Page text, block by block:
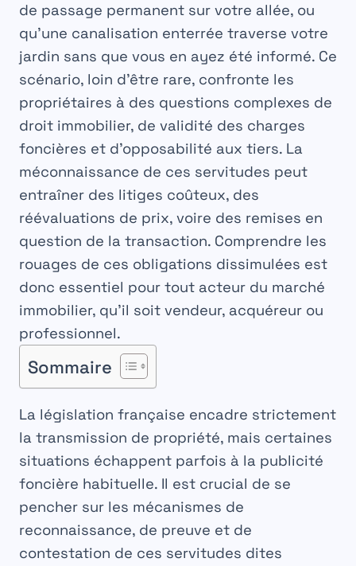
de passage permanent sur votre allée, ou
qu’une canalisation enterrée traverse votre
jardin sans que vous en ayez été informé. Ce
scénario, loin d’être rare, confronte les
propriétaires à des questions complexes de
droit immobilier, de validité des charges
foncières et d’opposabilité aux tiers. La
méconnaissance de ces servitudes peut
entraîner des litiges coûteux, des
réévaluations de prix, voire des remises en
question de la transaction. Comprendre les
rouages de ces obligations dissimulées est
donc essentiel pour tout acteur du marché
immobilier, qu’il soit vendeur, acquéreur ou
professionnel.
Sommaire
La législation française encadre strictement
la transmission de propriété, mais certaines
situations échappent parfois à la publicité
foncière habituelle. Il est crucial de se
pencher sur les mécanismes de
reconnaissance, de preuve et de
contestation de ces servitudes dites